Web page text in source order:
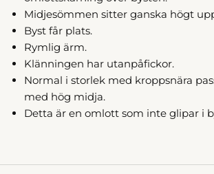
Midjesömmen sitter ganska högt
Byst får plats.
Rymlig ärm.
Klänningen har utanpåfickor.
Normal i storlek med kroppsnära
med hög midja.
Detta är en omlott som inte glipar i